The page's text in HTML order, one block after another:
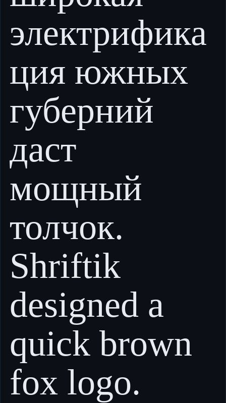
электрифика
ция южных
губерний
даст
мощный
толчок.
Shriftik
designed a
quick brown
fox logo.